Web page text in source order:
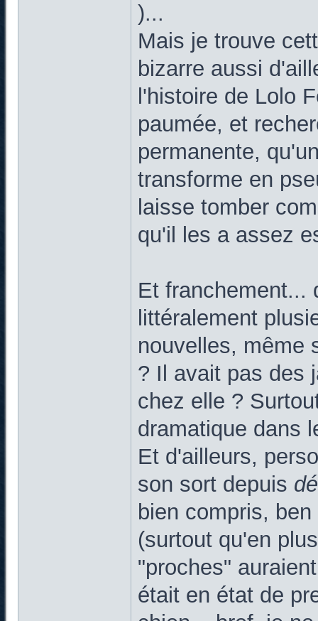
)...
Mais je trouve
bizarre aussi
l'histoire de Lolo
paumée, et
permanente,
transforme en
laisse tomber
qu'il les a assez
Et franchement...
littéralement
nouvelles, même
? Il avait pas des
chez elle ?
dramatique dans
Et d'ailleurs,
son sort depuis
bien compris,
(surtout qu'en
"proches"
était en état de